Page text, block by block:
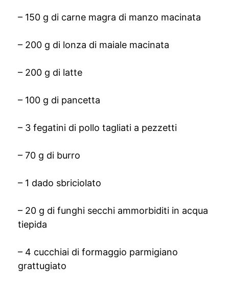
– 150 g di carne magra di manzo macinata
– 200 g di lonza di maiale macinata
– 200 g di latte
– 100 g di pancetta
– 3 fegatini di pollo tagliati a pezzetti
– 70 g di burro
– 1 dado sbriciolato
– 20 g di funghi secchi ammorbiditi in acqua
tiepida
– 4 cucchiai di formaggio parmigiano
grattugiato